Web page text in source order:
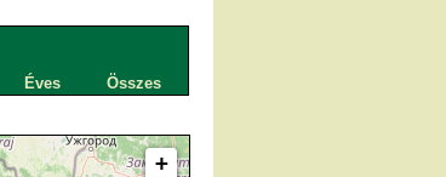
Éves Összes
+